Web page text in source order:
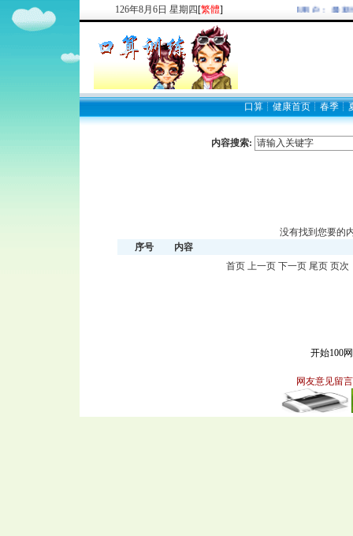
126年8月 6日 星期四 [繁體] 欢迎新注册用户： 最新
口算 ┊ 健康首页 ┊ 春季 ┊
内容搜索:
没有找到您要的
序号
内容
首页 上一页 下一页 尾页 页次
开始100
网友意见留